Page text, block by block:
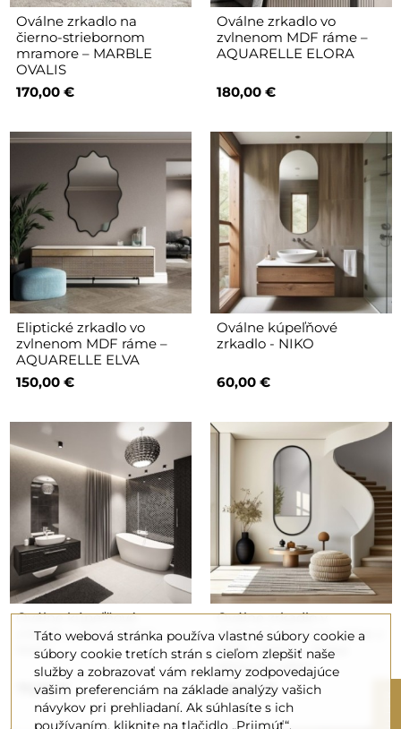
Oválne zrkadlo na
čierno-striebornom
mramore – MARBLE
OVALIS
170,00 €
Oválne zrkadlo vo
zvlnenom MDF ráme –
AQUARELLE ELORA
180,00 €
Eliptické zrkadlo vo
zvlnenom MDF ráme –
AQUARELLE ELVA
150,00 €
Oválne kúpeľňové
zrkadlo - NIKO
60,00 €
Oválne kúpeľňové
zrkadlo z dvoch častí -
NIKO
70,00 €
Oválne zrkadlo v
matnom čiernom ráme z
MDF - ODYS - farba
rámu na výber.
100,00 €
Táto webová stránka používa vlastné súbory cookie a
súbory cookie tretích strán s cieľom zlepšiť naše
služby a zobrazovať vám reklamy zodpovedajúce
vašim preferenciám na základe analýzy vašich
návykov pri prehliadaní. Ak súhlasíte s ich
používaním, kliknite na tlačidlo „Prijmúť“.